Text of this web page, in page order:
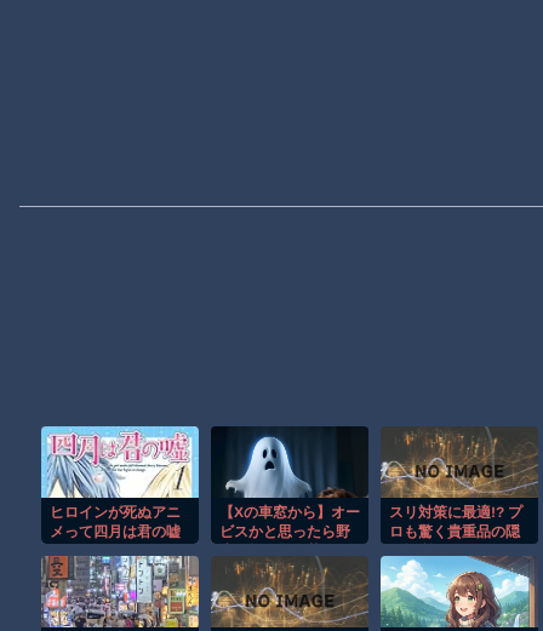
ヒロインが死ぬアニ
メって四月は君の嘘
な
【Xの車窓から】オー
ビスかと思ったら野
か
スリ対策に最適!? プ
ロも驚く貴重品の隠